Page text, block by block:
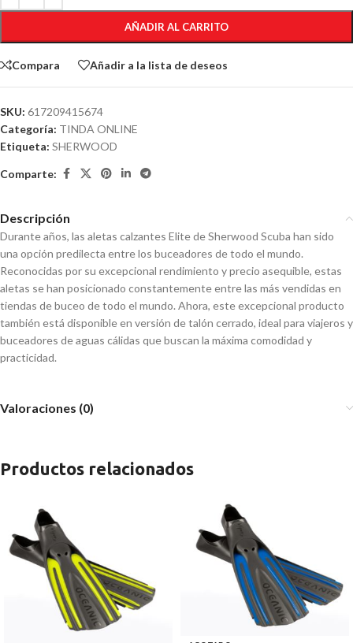
AÑADIR AL CARRITO
Compara Añadir a la lista de deseos
SKU: 617209415674
Categoría: TINDA ONLINE
Etiqueta: SHERWOOD
Comparte:
Descripción
Durante años, las aletas calzantes Elite de Sherwood Scuba han sido
una opción predilecta entre los buceadores de todo el mundo.
Reconocidas por su excepcional rendimiento y precio asequible, estas
aletas se han posicionado constantemente entre las más vendidas en
tiendas de buceo de todo el mundo. Ahora, este excepcional producto
también está disponible en versión de talón cerrado, ideal para viajeros y
buceadores de aguas cálidas que buscan la máxima comodidad y
practicidad.
Valoraciones (0)
Productos relacionados